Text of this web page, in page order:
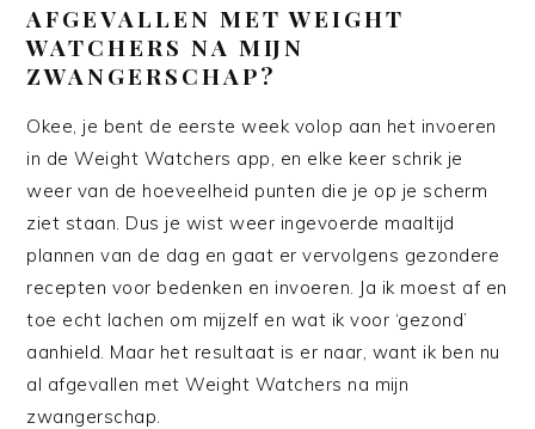
AFGEVALLEN MET WEIGHT
WATCHERS NA MIJN
ZWANGERSCHAP?
Okee, je bent de eerste week volop aan het invoeren
in de Weight Watchers app, en elke keer schrik je
weer van de hoeveelheid punten die je op je scherm
ziet staan. Dus je wist weer ingevoerde maaltijd
plannen van de dag en gaat er vervolgens gezondere
recepten voor bedenken en invoeren. Ja ik moest af en
toe echt lachen om mijzelf en wat ik voor ‘gezond’
aanhield. Maar het resultaat is er naar, want ik ben nu
al afgevallen met Weight Watchers na mijn
zwangerschap.